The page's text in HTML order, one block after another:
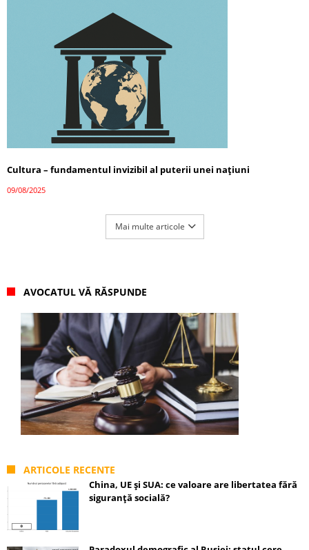
Cultura – fundamentul invizibil al puterii unei națiuni
09/08/2025
Mai multe articole
AVOCATUL VĂ RĂSPUNDE
ARTICOLE RECENTE
China, UE și SUA: ce valoare are libertatea fără
siguranță socială?